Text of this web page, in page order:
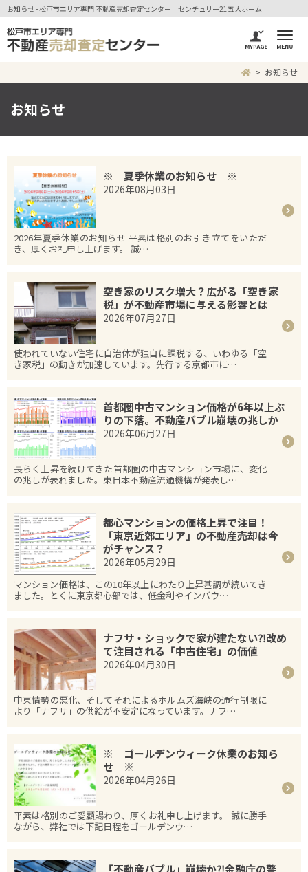
お知らせ - 松戸市エリア専門 不動産売却査定センター｜センチュリー21五大ホーム
お知らせ
お知らせ
※ 夏季休業のお知らせ ※
2026年08月03日
2026年夏季休業のお知らせ 平素は格別のお引き立てをいただ
き、厚くお礼申し上げます。 誠…
空き家のリスク増大？広がる「空き家
税」が不動産市場に与える影響とは
2026年07月27日
使われていない住宅に自治体が独自に課税する、いわゆる「空
き家税」の動きが加速しています。先行する京都市に…
首都圏中古マンション価格が6年以上ぶ
りの下落。不動産バブル崩壊の兆しか
2026年06月27日
長らく上昇を続けてきた首都圏の中古マンション市場に、変化
の兆しが表れました。東日本不動産流通機構が発表し…
都心マンションの価格上昇で注目！
「東京近郊エリア」の不動産売却は今
がチャンス？
2026年05月29日
マンション価格は、この10年以上にわたり上昇基調が続いてき
ました。とくに東京都心部では、低金利やインバウ…
ナフサ・ショックで家が建たない⁈改め
て注目される「中古住宅」の価値
2026年04月30日
中東情勢の悪化、そしてそれによるホルムズ海峡の通行制限に
より「ナフサ」の供給が不安定になっています。ナフ…
※ ゴールデンウィーク休業のお知ら
せ ※
2026年04月26日
平素は格別のご愛顧賜わり、厚くお礼申し上げます。 誠に勝手
ながら、弊社では下記日程をゴールデンウ…
「不動産バブル」崩壊か⁈金融庁の警